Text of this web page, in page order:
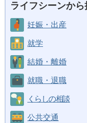
ライフシーンから
妊娠・出産
就学
結婚・離婚
就職・退職
くらしの相談
公共交通